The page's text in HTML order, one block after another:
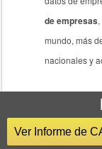
de empresas
mundo, más
nacionales y
Ver Informe de